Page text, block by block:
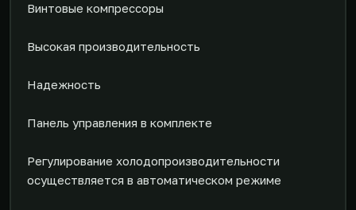
Винтовые компрессоры
Высокая производительность
Надежность
Панель управления в комплекте
Регулирование холодопроизводительности
осуществляется в автоматическом режиме